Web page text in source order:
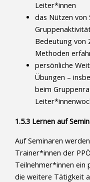
Leiter*innen
das Nützen von
Bedeutung von
Methoden
persönliche
Übungen –
beim
1.5.3 Lernen auf
Auf Seminaren
Trainer*innen der
Teilnehmer*innen ein
die weitere Tätigkeit